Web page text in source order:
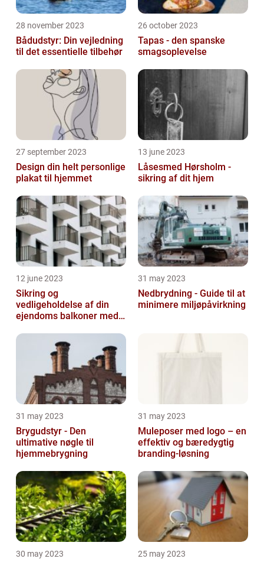
28 november 2023
Bådudstyr: Din vejledning
til det essentielle tilbehør
26 october 2023
Tapas - den spanske
smagsoplevelse
27 september 2023
Design din helt personlige
plakat til hjemmet
13 june 2023
Låsesmed Hørsholm -
sikring af dit hjem
12 june 2023
Sikring og
vedligeholdelse af din
ejendoms balkoner med
31 may 2023
Nedbrydning - Guide til at
minimere miljøpåvirkning
31 may 2023
Brygudstyr - Den
ultimative nøgle til
hjemmebrygning
31 may 2023
Muleposer med logo – en
effektiv og bæredygtig
branding-løsning
30 may 2023 25 may 2023